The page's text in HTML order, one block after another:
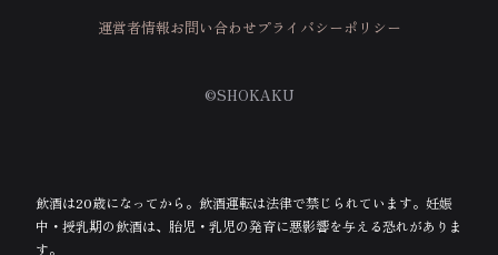
運営者情報お問い合わせプライバシーポリシー
©SHOKAKU
飲酒は20歳になってから。飲酒運転は法律で禁じられています。 妊娠
中・授乳期の飲酒は、胎児・乳児の発育に悪影響を与える恐れがありま
す。